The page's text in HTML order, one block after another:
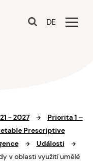
DE
- 2027
Priorita 1 –
Prescriptive
Události
v oblasti využití umělé